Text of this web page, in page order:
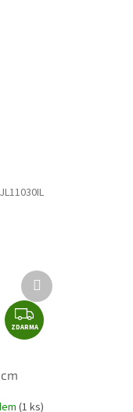
Z
D
A
ZDARMA
(1 ks)
JL11030IL
Další
produkt